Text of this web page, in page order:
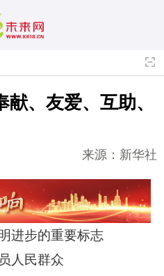
、友爱、互助、
来源：新华社
进步的重要标志
人民群众